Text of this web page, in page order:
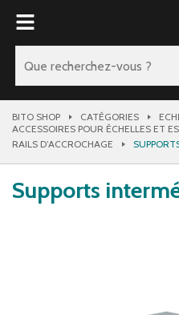
BITO SHOP CATÉGORIES
ACCESSOIRES POUR ÉCHELLES ET
RAILS D’ACCROCHAGE
Supports